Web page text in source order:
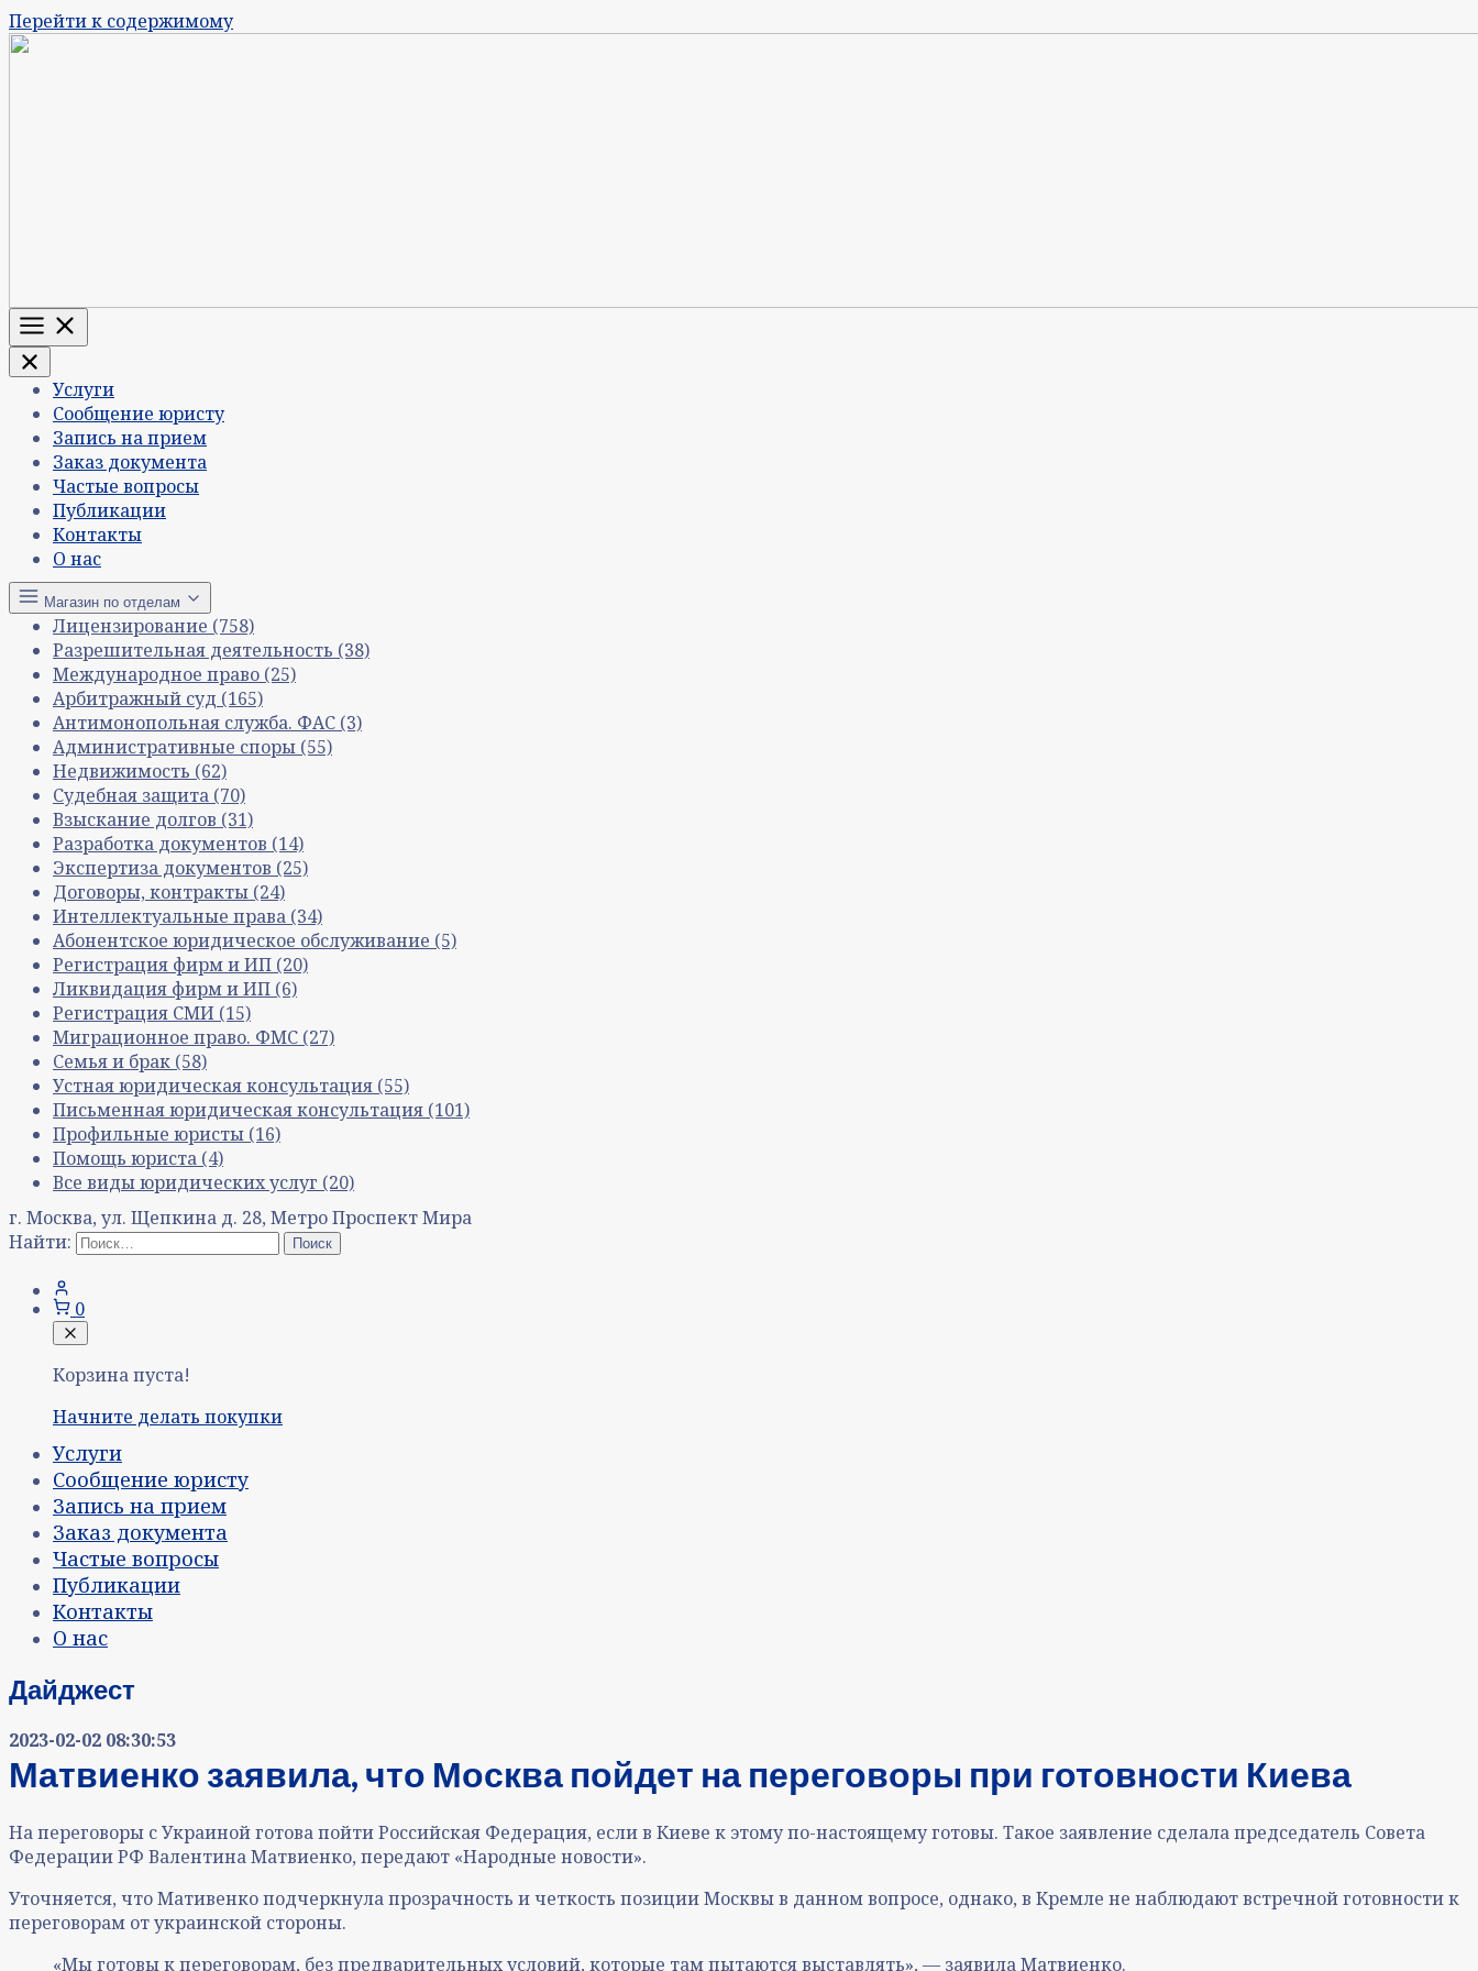
Перейти к содержимому
Меню
Услуги
Сообщение юристу
Запись на прием
Заказ документа
Частые вопросы
Публикации
Контакты
О нас
Магазин по отделам
Лицензирование (758)
Разрешительная деятельность (38)
Международное право (25)
Арбитражный суд (165)
Антимонопольная служба. ФАС (3)
Административные споры (55)
Недвижимость (62)
Судебная защита (70)
Взыскание долгов (31)
Разработка документов (14)
Экспертиза документов (25)
Договоры, контракты (24)
Интеллектуальные права (34)
Абонентское юридическое обслуживание (5)
Регистрация фирм и ИП (20)
Ликвидация фирм и ИП (6)
Регистрация СМИ (15)
Миграционное право. ФМС (27)
Семья и брак (58)
Устная юридическая консультация (55)
Письменная юридическая консультация (101)
Профильные юристы (16)
Помощь юриста (4)
Все виды юридических услуг (20)
г. Москва, ул. Щепкина д. 28, Метро Проспект Мира
Найти:
0
Корзина пуста!
Начните делать покупки
Услуги
Сообщение юристу
Запись на прием
Заказ документа
Частые вопросы
Публикации
Контакты
О нас
Дайджест
2023-02-02 08:30:53
Матвиенко заявила, что Москва пойдет на переговоры при готовности Киева
На переговоры с Украиной готова пойти Российская Федерация, если в Киеве к этому по-настоящему готовы. Такое заявление сделала председатель Совета
Федерации РФ Валентина Матвиенко, передают «Народные новости».
Уточняется, что Мативенко подчеркнула прозрачность и четкость позиции Москвы в данном вопросе, однако, в Кремле не наблюдают встречной готовности к
переговорам от украинской стороны.
«Мы готовы к переговорам, без предварительных условий, которые там пытаются выcтавлять», — заявила Матвиенко.